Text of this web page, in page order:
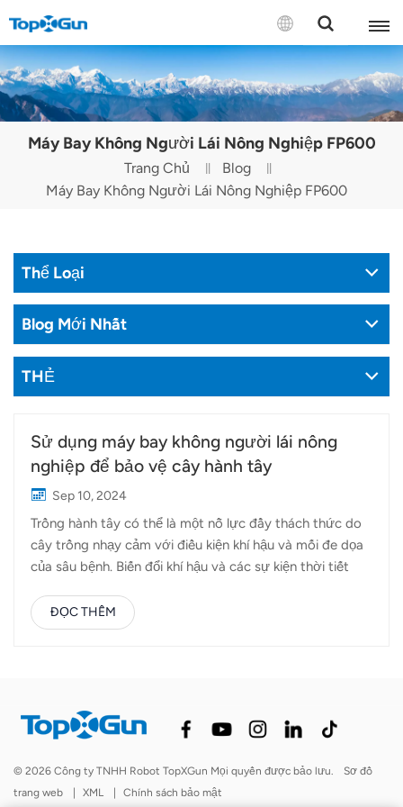
LIÊN HỆ VỚI CHÚNG TÔI
English
Español
Русский
Tiếng Việt
Máy Bay Không Người Lái Nông Nghiệp FP600
Trang Chủ
Blog
Máy Bay Không Người Lái Nông Nghiệp FP600
Thể Loại
Blog Mới Nhất
THẺ
Sử dụng máy bay không người lái nông
nghiệp để bảo vệ cây hành tây
Sep 10, 2024
Trồng hành tây có thể là một nỗ lực đầy thách thức do
cây trồng nhạy cảm với điều kiện khí hậu và mối đe dọa
của sâu bệnh. Biến đổi khí hậu và các sự kiện thời tiết
năng suất không thể đoán trước và ảnh hưởng đến
nguồn cung thị trường. Ngoài ra, hành tây rất dễ bị
thức này, việc sử dụng máy bay không người lái nông
nghiệp để bảo vệ cây trồng hành tây đã trở thành một
lái nông nghiệp, như Topxgun FP600, FP500 Và Máy bay
ĐỌC THÊM
© 2026 Công ty TNHH Robot TopXGun Mọi quyền được bảo lưu.
Sơ đồ
trang web
| XML | Chính sách bảo mật